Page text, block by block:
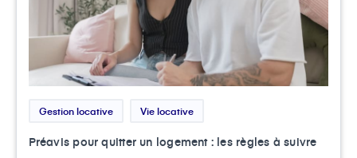
Gestion locative Vie locative
Préavis pour quitter un logement : les règles à suivre